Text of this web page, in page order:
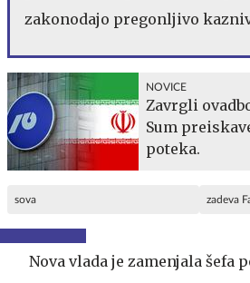
zakonodajo pregonljivo
NOVICE
Zavrgli
Sum
poteka.
sova zadeva
Nova vlada je zamenjala šefa